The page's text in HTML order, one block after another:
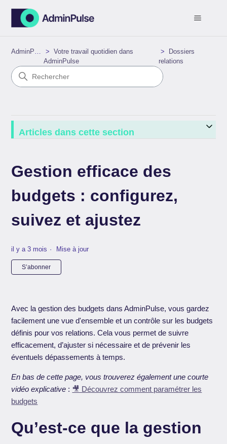
AdminPulse
Votre travail quotidien dans
AdminPulse
Dossiers
relations
Articles dans cette section
Gestion efficace des
budgets : configurez,
suivez et ajustez
il y a 3 mois Mise à jour
S’abonner
Avec la gestion des budgets dans AdminPulse, vous gardez
facilement une vue d'ensemble et un contrôle sur les budgets
définis pour vos relations. Cela vous permet de suivre
efficacement, d’ajuster si nécessaire et de prévenir les
éventuels dépassements à temps.
En bas de cette page, vous trouverez également une courte
vidéo explicative : 🎥 Découvrez comment paramétrer les
budgets
Qu’est-ce que la gestion